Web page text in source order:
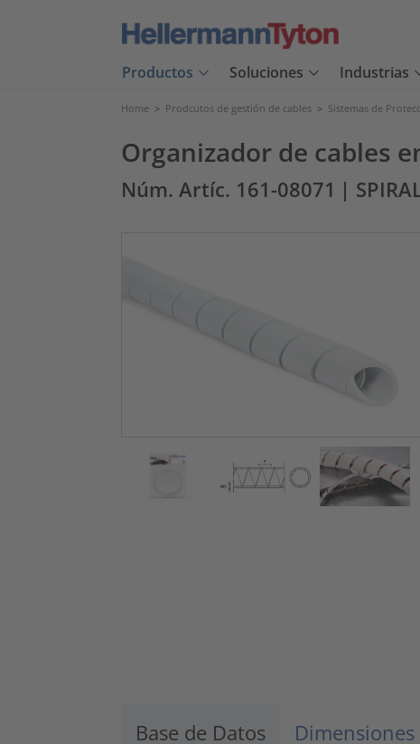
Productos Soluciones Industrias
Home > Prodcutos de gestión de cables > Sistemas de
Organizador de cables
Núm. Artíc. 161-08071 |
Base de Datos